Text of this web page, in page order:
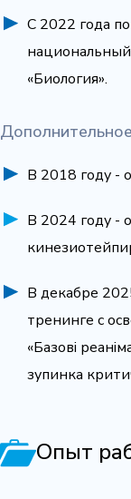
С 2022 года
«Биология».
В 2018 году -
В 2024 году -
В декабре
тренинге с
«Базові
зупинка
Опыт